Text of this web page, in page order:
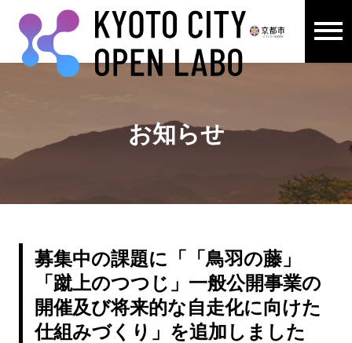
ここから本文です。
お知らせ
募集中の課題に「「鳥羽の藤」
「蹴上のつつじ」一般公開事業の
開催及び将来的な自走化に向けた
仕組みづくり」を追加しました